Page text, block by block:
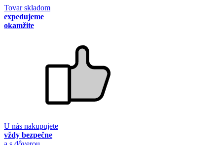
Tovar skladom
expedujeme
okamžite
U nás nakupujete
vždy bezpečne